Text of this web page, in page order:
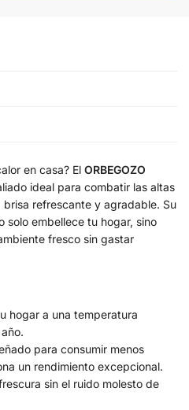
en casa? El ORBEGOZO
ideal para combatir las altas
refrescante y agradable. Su
solo embellece tu hogar, sino
fresco sin gastar
hogar a una temperatura
para consumir menos
un rendimiento excepcional.
sin el ruido molesto de